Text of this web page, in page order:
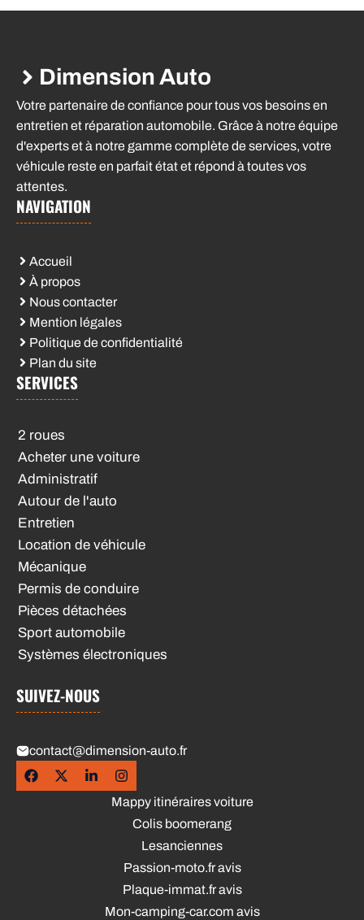
Dimension Auto
Votre partenaire de confiance pour tous vos besoins en
entretien et réparation automobile. Grâce à notre équipe
d'experts et à notre gamme complète de services, votre
véhicule reste en parfait état et répond à toutes vos
attentes.
NAVIGATION
Accueil
À propos
Nous contacter
Mention légales
Politique de confidentialité
Plan du site
SERVICES
2 roues
Acheter une voiture
Administratif
Autour de l'auto
Entretien
Location de véhicule
Mécanique
Permis de conduire
Pièces détachées
Sport automobile
Systèmes électroniques
SUIVEZ-NOUS
contact@dimension-auto.fr
Mappy itinéraires voiture
Colis boomerang
Lesanciennes
Passion-moto.fr avis
Plaque-immat.fr avis
Mon-camping-car.com avis